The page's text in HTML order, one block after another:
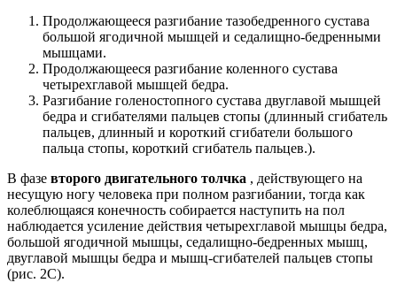
Продолжающееся разгибание тазобедренного сустава
большой ягодичной мышцей и седалищно-бедренными
мышцами.
Продолжающееся разгибание коленного сустава
четырехглавой мышцей бедра.
Разгибание голеностопного сустава двуглавой мышцей
бедра и сгибателями пальцев стопы (длинный сгибатель
пальцев, длинный и короткий сгибатели большого
пальца стопы, короткий сгибатель пальцев.).
В фазе второго двигательного толчка , действующего на
несущую ногу человека при полном разгибании, тогда как
колеблющаяся конечность собирается наступить на пол
наблюдается усиление действия четырехглавой мышцы бедра,
большой ягодичной мышцы, седалищно-бедренных мышц,
двуглавой мышцы бедра и мышц-сгибателей пальцев стопы
(рис. 2С).